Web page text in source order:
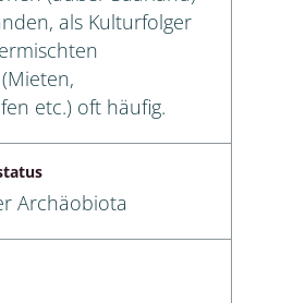
als Kulturfolger
etc.) oft häufig.
Archäobiota